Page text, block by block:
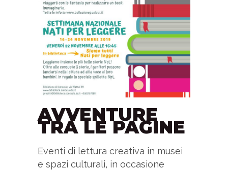
AVVENTURE
TRA LE PAGINE
Eventi di lettura creativa in musei
e spazi culturali, in occasione